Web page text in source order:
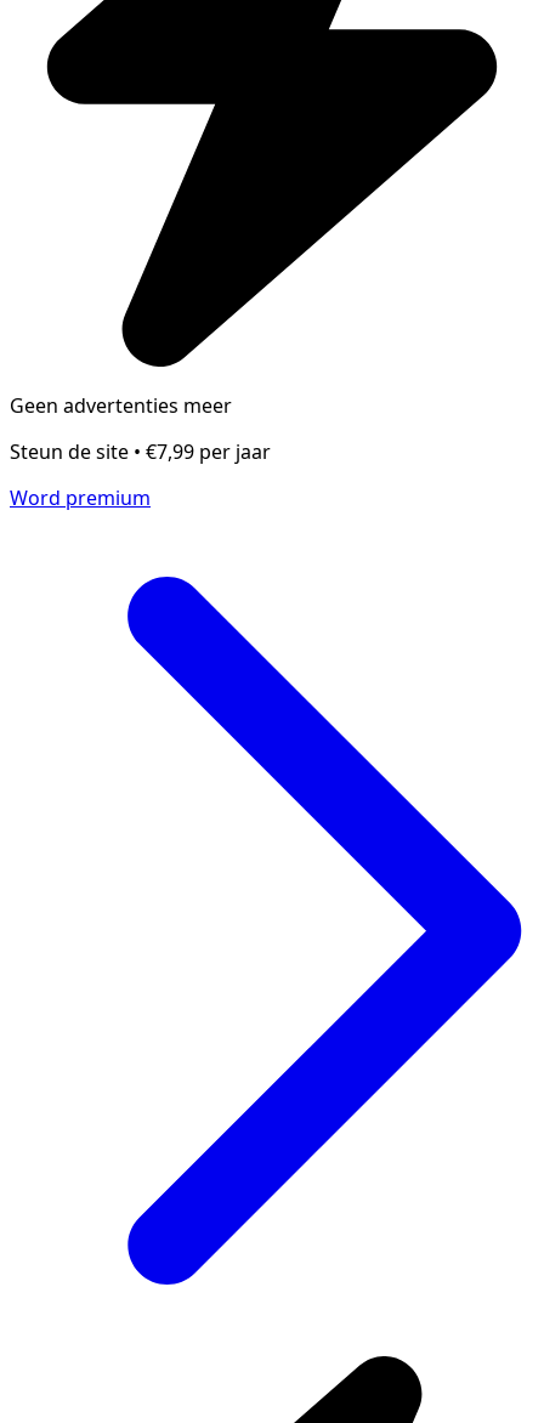
Geen advertenties meer
Steun de site • €7,99 per jaar
Word premium